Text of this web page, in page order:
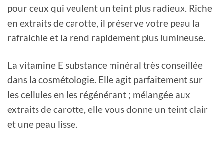
pour ceux qui veulent un teint plus radieux. Riche
en extraits de carotte, il préserve votre peau la
rafraichie et la rend rapidement plus lumineuse.
La vitamine E substance minéral très conseillée
dans la cosmétologie. Elle agit parfaitement sur
les cellules en les régénérant ; mélangée aux
extraits de carotte, elle vous donne un teint clair
et une peau lisse.